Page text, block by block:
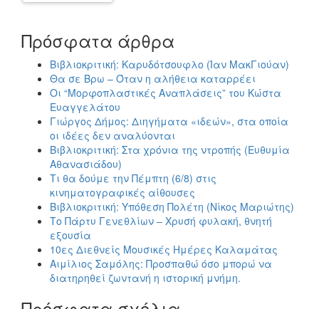
Πρόσφατα άρθρα
Βιβλιοκριτική: Καρυδότσουφλο (Ίαν ΜακΓιούαν)
Θα σε Βρω – Όταν η αλήθεια καταρρέει
Οι “Μορφοπλαστικές Αναπλάσεις” του Κώστα
Ευαγγελάτου
Γιώργος Δήμος: Διηγήματα «ιδεών», στα οποία
οι ιδέες δεν αναλύονται
Βιβλιοκριτική: Στα χρόνια της ντροπής (Ευθυμία
Αθανασιάδου)
Τι θα δούμε την Πέμπτη (6/8) στις
κινηματογραφικές αίθουσες
Βιβλιοκριτική: Υπόθεση Πολέτη (Νίκος Μαριώτης)
Το Πάρτυ Γενεθλίων – Χρυσή φυλακή, θνητή
εξουσία
10ες Διεθνείς Μουσικές Ημέρες Καλαμάτας
Αιμίλιος Σαμόλης: Προσπαθώ όσο μπορώ να
διατηρηθεί ζωντανή η ιστορική μνήμη.